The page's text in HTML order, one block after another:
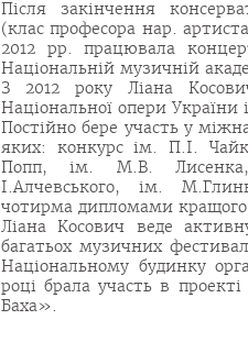
Після закінчення
(клас професора нар.
2012 рр. працювала
Національній музичній
З 2012 року Ліана
Національної опери
Постійно бере участь у
яких: конкурс ім. П.І.
Попп, ім. М.В.
І.Алчевського, ім.
чотирма дипломами
Ліана Косович веде
багатьох музичних
Національному будинку
році брала участь в
Баха».